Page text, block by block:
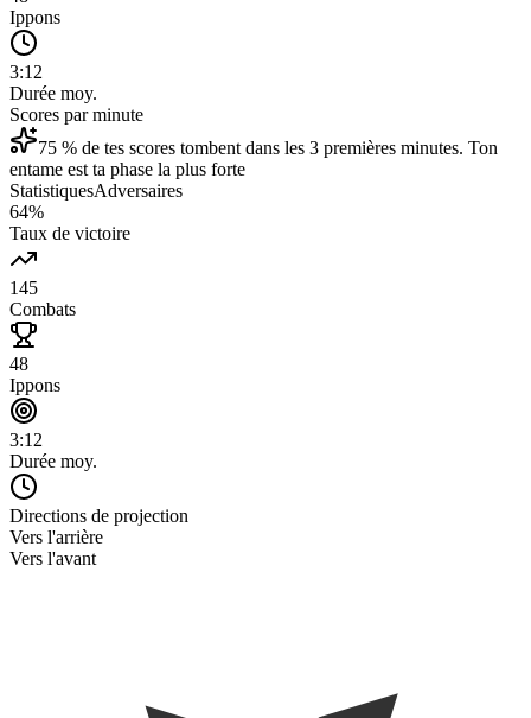
Ippons
3:12
Durée moy.
Scores par minute
75 % de tes scores tombent dans les 3 premières minutes. Ton
entame est ta phase la plus forte
StatistiquesAdversaires
64%
Taux de victoire
145
Combats
48
Ippons
3:12
Durée moy.
Directions de projection
Vers l'arrière
Vers l'avant